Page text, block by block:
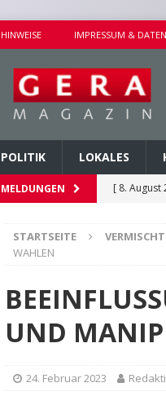
HINWEISE IMPRESSUM &
POLITIK LOKALES
MELDUNGEN [ 8. August
[ 8. August
[ 8.
STARTSEITE
WAHLEN
UND
24. Februar 2023